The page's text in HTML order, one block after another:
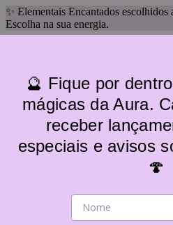
✨ Elementais Encantados
Escolha na sua energia.
Categorias
🔮 Fique por
mágicas da Aura.
receber
especiais e avisos
🍄